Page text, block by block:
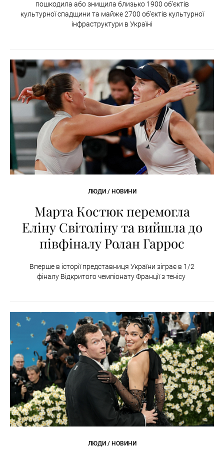
пошкодила або знищила близько 1900 об’єктів
культурної спадщини та майже 2700 об’єктів культурної
інфраструктури в Україні
ЛЮДИ / НОВИНИ
Марта Костюк перемогла
Еліну Світоліну та вийшла до
півфіналу Ролан Гаррос
Вперше в історії представниця України зіграє в 1/2
фіналу Відкритого чемпіонату Франції з тенісу
ЛЮДИ / НОВИНИ